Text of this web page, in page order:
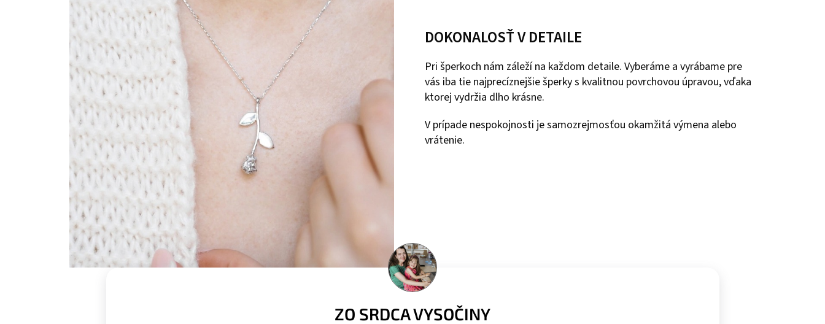
DOKONALOSŤ V DETAILE
Pri šperkoch nám záleží na každom detaile. Vyberáme a vyrábame pre
vás iba tie najprecíznejšie šperky s kvalitnou povrchovou úpravou, vďaka
ktorej vydržia dlho krásne.
V prípade nespokojnosti je samozrejmosťou okamžitá výmena alebo
vrátenie.
ZO SRDCA VYSOČINY